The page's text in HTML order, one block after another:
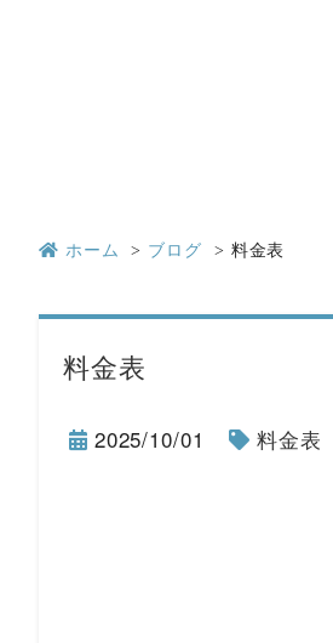
ホーム ブログ 料金表
料金表
2025/10/01 料金表